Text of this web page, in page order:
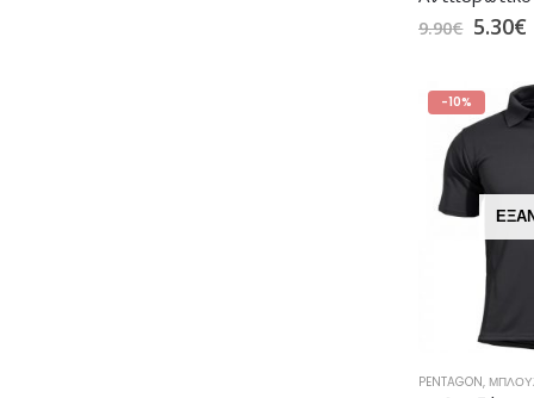
9.90€ 5.30€
-10%
PENTAGON,